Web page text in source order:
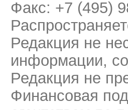
Факс: +7 (495)
Редакция не
информации,
Редакция не
Финансовая